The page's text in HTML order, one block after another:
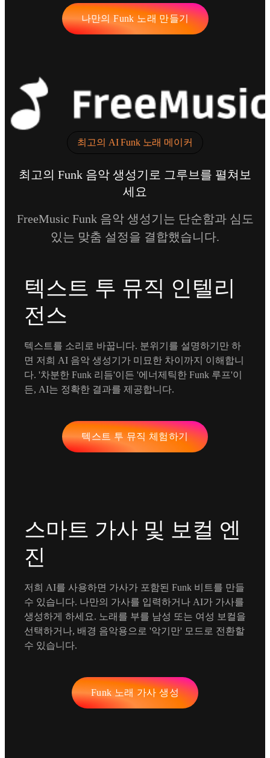
나만의 Funk 노래 만들기
최고의 AI Funk 노래 메이커
최고의 Funk 음악 생성기로 그루브를 펼쳐보
세요
FreeMusic Funk 음악 생성기는 단순함과 심도
있는 맞춤 설정을 결합했습니다.
텍스트 투 뮤직 인텔리
전스
텍스트를 소리로 바꿉니다. 분위기를 설명하기만 하
면 저희 AI 음악 생성기가 미묘한 차이까지 이해합니
다. '차분한 Funk 리듬'이든 '에너제틱한 Funk 루프'이
든, AI는 정확한 결과를 제공합니다.
텍스트 투 뮤직 체험하기
스마트 가사 및 보컬 엔
진
저희 AI를 사용하면 가사가 포함된 Funk 비트를 만들
수 있습니다. 나만의 가사를 입력하거나 AI가 가사를
생성하게 하세요. 노래를 부를 남성 또는 여성 보컬을
선택하거나, 배경 음악용으로 '악기만' 모드로 전환할
수 있습니다.
Funk 노래 가사 생성